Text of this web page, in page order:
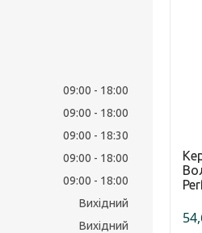
09:00
18:00
09:00
18:00
09:00
18:30
09:00
18:00
09:00
18:00
Вихідний
Вихідний